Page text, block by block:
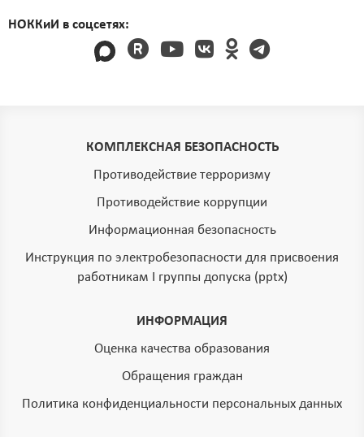
НОККиИ в соцсетях:
КОМПЛЕКСНАЯ БЕЗОПАСНОСТЬ
Противодействие терроризму
Противодействие коррупции
Информационная безопасность
Инструкция по электробезопасности для присвоения
работникам I группы допуска (pptx)
ИНФОРМАЦИЯ
Оценка качества образования
Обращения граждан
Политика конфиденциальности персональных данных